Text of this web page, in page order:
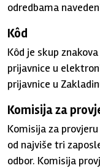
odredbama
Kôd
Kôd je skup
prijavnice u
prijavnice u
Komisija za
Komisija za
od najviše tri
odbor. Komisija